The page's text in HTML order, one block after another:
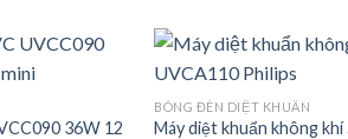
Add to
36W 12
BÓNG ĐÈN DIỆT KHUẨN
Máy diệt khuẩn không